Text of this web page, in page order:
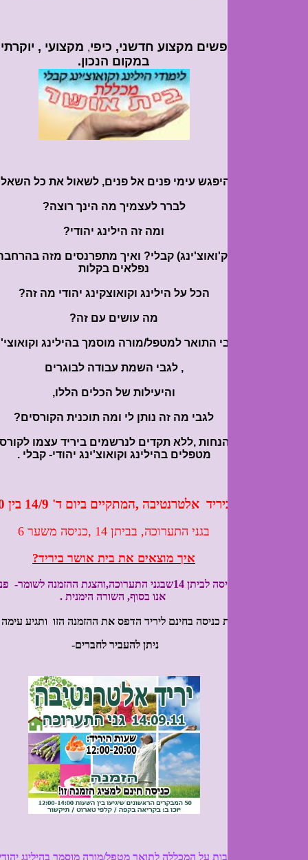
מקצוע חדשני, כיפי,מקצועי , יוקרתי ומרפא, אתם
עימי פנים אל פנים, לשאול את כל השאלות המציקות?
לברר לעצמיך מה הינך רוצה?
ומה זה הילינג יהודי?
קבלי? ואיך מתפרנסים מזה בהרחבה? ובונים חיים
הכל על הילינג וקואוצקינג יהודי מה זה?
מה עושים עם זה?
התואר למטפל/מורה מוסמך בהילינג וקואוצי'נג יהודי
, לגבי השמת עבודה לבוגרים
והיעילות של הכלים הללו,
לגבי מה זה נותן לי ומה תוכנית הקורסים?
הנחות ,ללא תקדים לנרשמים ביריד עצמו לקורסים להסמכת
מטפלים בהילינג וקואוצ'ינג יהודי- קבלי .
אלטרנטיבה ,המתקיים ביום ד' 14/9 בין 12-20
בגני התערוכה, בביתן 14 ,כניסה משער 6
איך מוצאים את בית אושר ביריד?
אנו בסוף, השורה הימנית .
כניסה בחינם ליריד הדפס את ההזמנה הזו ותגיע עימה ליריד
ניתן להעביר לחברים-
על המכללה לתואר מטפל/מורה מוסמך בהילינג יהודי-קבלי לחץ